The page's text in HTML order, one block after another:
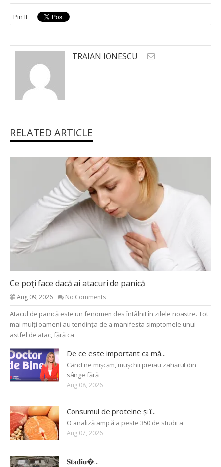
Pin It
TRAIAN IONESCU
RELATED ARTICLE
Ce poţi face dacă ai atacuri de panică
Aug 09, 2026 No Comments
Atacul de panică este un fenomen des întâlnit în zilele noastre. Tot
mai mulți oameni au tendința de a manifesta simptomele unui
astfel de atac, fără ca
De ce este important ca mă...
Când ne mișcăm, mușchii preiau zahărul din
sânge fără
Aug 08, 2026
Consumul de proteine și î...
O analiză amplă a peste 350 de studii a
Aug 07, 2026
𝐒𝐭𝐚𝐝𝐢𝐮�...